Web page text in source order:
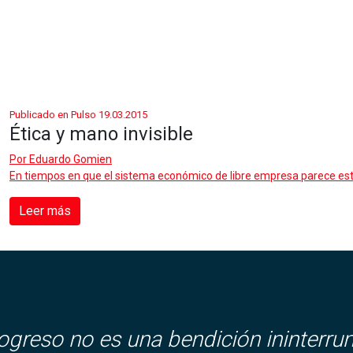
Publicado en Pulso 19.03.2015
Ética y mano invisible
Por Eduardo Gomien
En tiempos en que el sistema económico de libre empresa parece
Leer más
no es una bendición